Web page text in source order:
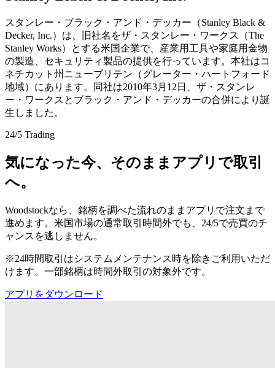
スタンレー・ブラック・アンド・デッカー（Stanley Black &
Decker, Inc.）は、旧社名をザ・スタンレー・ワークス（The
Stanley Works）とする米国企業で、産業用工具や家庭用金物
の製造、セキュリティ製品の提供を行っています。本社はコ
ネチカット州ニューブリテン（グレーター・ハートフォード
地域）にあります。同社は2010年3月12日、ザ・スタンレ
ー・ワークスとブラック・アンド・デッカーの合併により誕
生しました。
24/5 Trading
気になった今、そのままアプリで取引
へ。
Woodstockなら、銘柄を調べた流れのままアプリで注文まで
進めます。米国市場の通常取引時間外でも、24/5で売買のチ
ャンスを逃しません。
※24時間取引はシステムメンテナンス時を除きご利用いただ
けます。一部銘柄は時間外取引の対象外です。
アプリをダウンロード